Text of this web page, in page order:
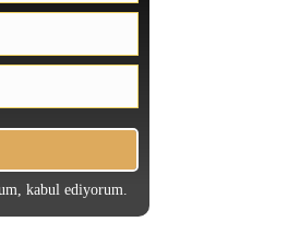
kabul ediyorum.